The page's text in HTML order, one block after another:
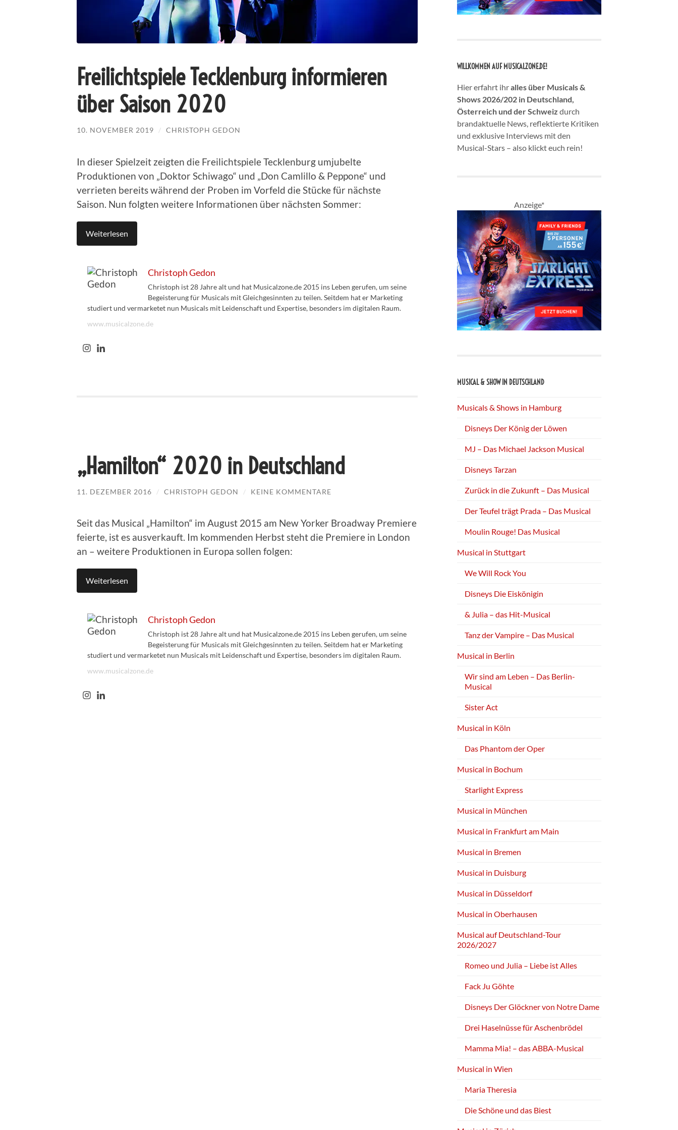
Freilichtspiele Tecklenburg informieren
über Saison 2020
10. NOVEMBER 2019 / CHRISTOPH GEDON
In dieser Spielzeit zeigten die Freilichtspiele Tecklenburg umjubelte
Produktionen von „Doktor Schiwago“ und „Don Camlillo & Peppone“ und
verrieten bereits während der Proben im Vorfeld die Stücke für nächste
Saison. Nun folgten weitere Informationen über nächsten Sommer:
Weiterlesen
Christoph Gedon
Christoph ist 28 Jahre alt und hat Musicalzone.de 2015 ins Leben gerufen, um seine
Begeisterung für Musicals mit Gleichgesinnten zu teilen. Seitdem hat er Marketing
studiert und vermarketet nun Musicals mit Leidenschaft und Expertise, besonders im digitalen Raum.
www.musicalzone.de
„Hamilton“ 2020 in Deutschland
11. DEZEMBER 2016 / CHRISTOPH GEDON / KEINE KOMMENTARE
Seit das Musical „Hamilton“ im August 2015 am New Yorker Broadway Premiere
feierte, ist es ausverkauft. Im kommenden Herbst steht die Premiere in London
an – weitere Produktionen in Europa sollen folgen:
Weiterlesen
Christoph Gedon
Christoph ist 28 Jahre alt und hat Musicalzone.de 2015 ins Leben gerufen, um seine
Begeisterung für Musicals mit Gleichgesinnten zu teilen. Seitdem hat er Marketing
studiert und vermarketet nun Musicals mit Leidenschaft und Expertise, besonders im digitalen Raum.
www.musicalzone.de
WILLKOMMEN AUF MUSICALZONE.DE!
Hier erfahrt ihralles über Musicals &
Shows 2026/202 in Deutschland,
Österreich und der Schweiz durch
brandaktuelle News, reflektierte Kritiken
und exklusive Interviews mit den
Musical-Stars – also klickt euch rein!
Anzeige*
MUSICAL & SHOW IN DEUTSCHLAND
Musicals & Shows in Hamburg
Disneys Der König der Löwen
MJ – Das Michael Jackson Musical
Disneys Tarzan
Zurück in die Zukunft – Das Musical
Der Teufel trägt Prada – Das Musical
Moulin Rouge! Das Musical
Musical in Stuttgart
We Will Rock You
Disneys Die Eiskönigin
& Julia – das Hit-Musical
Tanz der Vampire – Das Musical
Musical in Berlin
Wir sind am Leben – Das Berlin-
Musical
Sister Act
Musical in Köln
Das Phantom der Oper
Musical in Bochum
Starlight Express
Musical in München
Musical in Frankfurt am Main
Musical in Bremen
Musical in Duisburg
Musical in Düsseldorf
Musical in Oberhausen
Musical auf Deutschland-Tour
2026/2027
Romeo und Julia – Liebe ist Alles
Fack Ju Göhte
Disneys Der Glöckner von Notre Dame
Drei Haselnüsse für Aschenbrödel
Mamma Mia! – das ABBA-Musical
Musical in Wien
Maria Theresia
Die Schöne und das Biest